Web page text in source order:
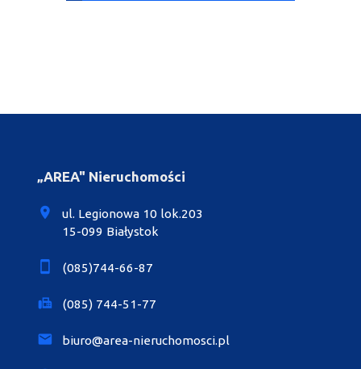
„AREA" Nieruchomości
ul. Legionowa 10 lok.203
15-099 Białystok
(085)744-66-87
(085) 744-51-77
biuro@area-nieruchomosci.pl